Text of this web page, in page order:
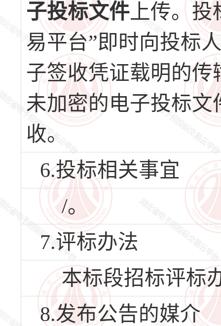
子投标文件 上传。
易平台”即时向投标
子签收凭证载明的
未加密的电子投标文
收。
6.投标相关事宜
/。
7.评标办法
本标段招标评标
8.发布公告的媒介